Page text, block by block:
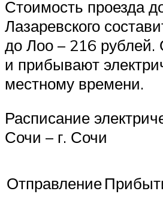
Стоимость проезда
Лазаревского
до Лоо – 216 рублей.
и прибывают
местному времени.
Расписание
Сочи – г. Сочи
Отправление